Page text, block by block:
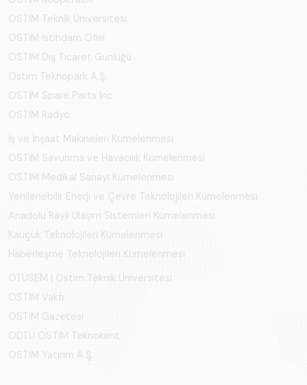
OSTİM Teknik Üniversitesi
OSTİM İstihdam Ofisi
OSTİM Dış Ticaret Günlüğü
Ostim Teknopark A.Ş.
OSTİM Spare Parts Inc.
OSTİM Radyo
İş ve İnşaat Makineleri Kümelenmesi
OSTİM Savunma ve Havacılık Kümelenmesi
OSTİM Medikal Sanayi Kümelenmesi
Yenilenebilir Enerji ve Çevre Teknolojileri Kümelenmesi
Anadolu Raylı Ulaşım Sistemleri Kümelenmesi
Kauçuk Teknolojileri Kümelenmesi
Haberleşme Teknolojileri Kümelenmesi
OTÜSEM | Ostim Teknik Üniversitesi
OSTİM Vakfı
OSTİM Gazetesi
ODTÜ OSTİM Teknokent
OSTİM Yatırım A.Ş.